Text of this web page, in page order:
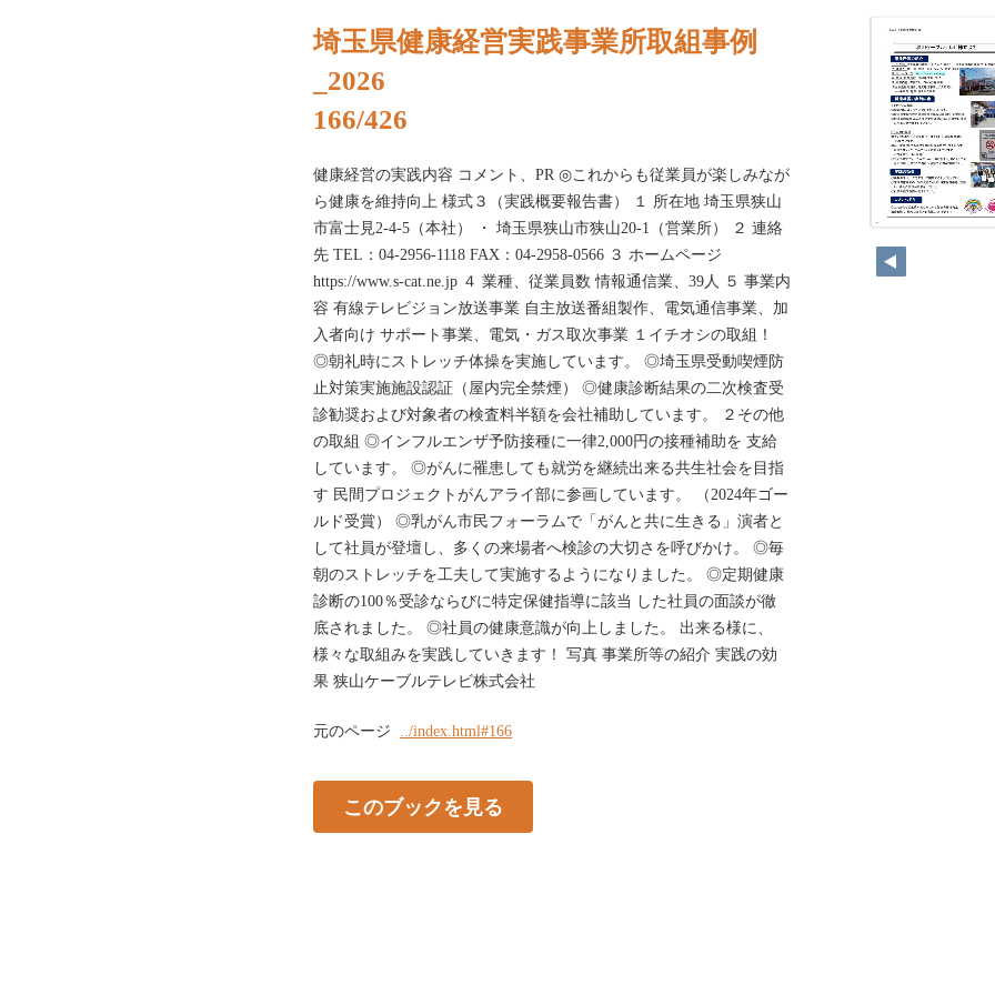
150
埼玉県健康経営実践事業所取組事例
_2026
166/426
健康経営の実践内容 コメント、PR ◎これからも従業員が楽しみなが
ら健康を維持向上 様式３（実践概要報告書） １ 所在地 埼玉県狭山
市富士見2-4-5（本社） ・ 埼玉県狭山市狭山20-1（営業所） ２ 連絡
先 TEL：04-2956-1118 FAX：04-2958-0566 ３ ホームページ
https://www.s-cat.ne.jp ４ 業種、従業員数 情報通信業、39人 ５ 事業内
容 有線テレビジョン放送事業 自主放送番組製作、電気通信事業、加
入者向け サポート事業、電気・ガス取次事業 １イチオシの取組！
◎朝礼時にストレッチ体操を実施しています。 ◎埼玉県受動喫煙防
止対策実施施設認証（屋内完全禁煙） ◎健康診断結果の二次検査受
診勧奨および対象者の検査料半額を会社補助しています。 ２その他
の取組 ◎インフルエンザ予防接種に一律2,000円の接種補助を 支給
しています。 ◎がんに罹患しても就労を継続出来る共生社会を目指
す 民間プロジェクトがんアライ部に参画しています。 （2024年ゴー
ルド受賞） ◎乳がん市民フォーラムで「がんと共に生きる」演者と
して社員が登壇し、多くの来場者へ検診の大切さを呼びかけ。 ◎毎
朝のストレッチを工夫して実施するようになりました。 ◎定期健康
診断の100％受診ならびに特定保健指導に該当 した社員の面談が徹
底されました。 ◎社員の健康意識が向上しました。 出来る様に、
様々な取組みを実践していきます！ 写真 事業所等の紹介 実践の効
果 狭山ケーブルテレビ株式会社
元のページ ../index.html#166
このブックを見る